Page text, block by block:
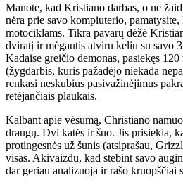
Manote, kad Kristiano darbas, o ne
nėra prie savo kompiuterio,
motociklams. Tikra pavarų dėžė
dviratį ir mėgautis atviru keliu su savo
Kadaise greičio demonas, pasiekęs
(žygdarbis, kuris pažadėjo niekada
renkasi neskubius pasivažinėjimus
retėjančiais plaukais.
Kalbant apie vėsumą, Christiano
draugų. Dvi katės ir šuo. Jis prisiekia,
protingesnės už šunis (atsiprašau,
visas. Akivaizdu, kad stebint savo
dar geriau analizuoja ir rašo kruopščiai